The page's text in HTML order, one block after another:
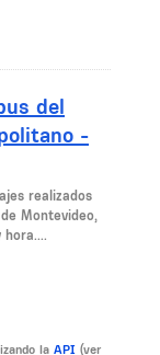
del
-
realizados
Montevideo,
la API (ver